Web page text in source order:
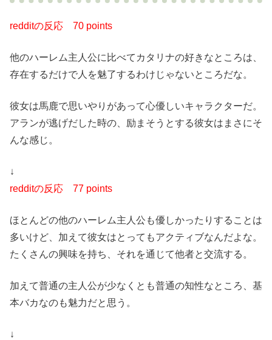
redditの反応 70 points
他のハーレム主人公に比べてカタリナの好きなところは、
存在するだけで人を魅了するわけじゃないところだな。
彼女は馬鹿で思いやりがあって心優しいキャラクターだ。
アランが逃げだした時の、励まそうとする彼女はまさにそ
んな感じ。
↓
redditの反応 77 points
ほとんどの他のハーレム主人公も優しかったりすることは
多いけど、加えて彼女はとってもアクティブなんだよな。
たくさんの興味を持ち、それを通じて他者と交流する。
加えて普通の主人公が少なくとも普通の知性なところ、基
本バカなのも魅力だと思う。
↓